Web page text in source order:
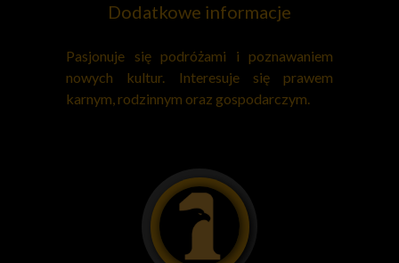
Dodatkowe informacje
Pasjonuje się podróżami i poznawaniem
nowych kultur. Interesuje się prawem
karnym, rodzinnym oraz gospodarczym.